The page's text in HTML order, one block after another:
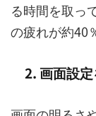
る時間を取っ
の疲れが約40
2. 画面設